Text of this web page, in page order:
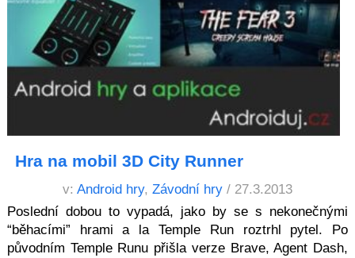
Hra na mobil 3D City Runner
v: Android hry, Závodní hry / 27.3.2013
Poslední dobou to vypadá, jako by se s nekonečnými
“běhacími” hrami a la Temple Run roztrhl pytel. Po
původním Temple Runu přišla verze Brave, Agent Dash,